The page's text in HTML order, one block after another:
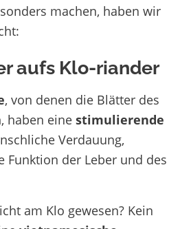
machen, haben wir
aufs Klo-riander
, von denen die Blätter des
haben eine stimulierende
Verdauung,
Funktion der Leber und des
am Klo gewesen? Kein